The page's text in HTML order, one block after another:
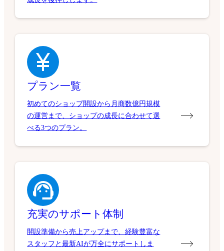
プラン一覧
初めてのショップ開設から月商数億円規模
の運営まで、ショップの成長に合わせて選
べる3つのプラン。
充実のサポート体制
開設準備から売上アップまで、経験豊富な
スタッフと最新AIが万全にサポートしま